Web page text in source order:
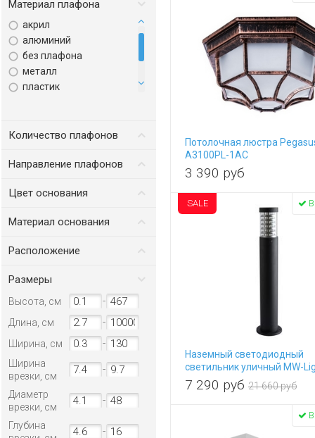
янтарный
Материал плафона
акрил
алюминий
без плафона
металл
пластик
полиметилметакрилат
полиэтилен
стекло
Количество плафонов
Направление плафонов
вверх/вниз
Цвет основания
белый
желтый
золото
коричневый
никель
серебро
серый
хром
черный
Материал основания
латунь
пластик
полиамид
поликарбонат
полипропилен
полиэтилен
силикон
стекло
Расположение
ванная
веранда и беседка
зал
кабинет
кафе
кухня
магазин
офис
Размеры
Высота, см -
Длина, см -
Ширина, см -
Ширина
врезки, см
-
Диаметр
врезки, см
-
Глубина
-
Потолочная люстра
A3100PL-1AC
3 390 руб
Наземный светодиодный
светильник уличный MW-
807041801
7 290 руб 21 660 руб
SALE